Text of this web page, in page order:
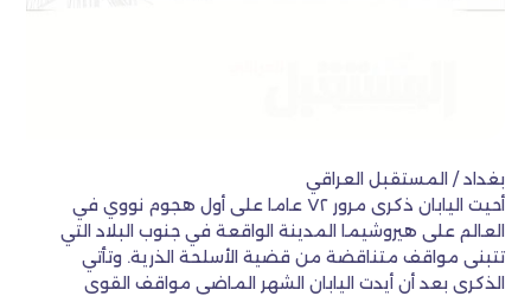
بغداد / المستقبل العراقي
أحيت اليابان ذكرى مرور ٧٢ عاما على أول هجوم نووي في
العالم على هيروشيما المدينة الواقعة في جنوب البلاد التي
تتبنى مواقف متناقضة من قضية الأسلحة الذرية. وتأتي
الذكرى بعد أن أيدت اليابان الشهر الماضي مواقف القوى